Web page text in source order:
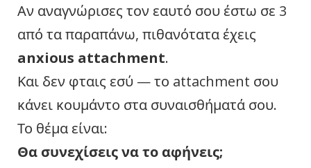
Αν αναγνώρισες τον εαυτό σου έστω σε 3
από τα παραπάνω, πιθανότατα έχεις
anxious attachment.
Και δεν φταις εσύ — το attachment σου
κάνει κουμάντο στα συναισθήματά σου.
Το θέμα είναι:
Θα συνεχίσεις να το αφήνεις;